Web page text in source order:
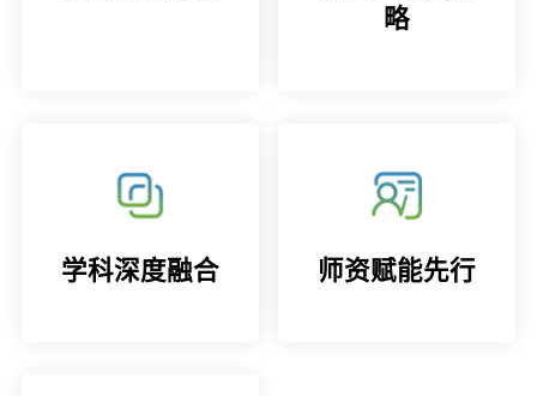
略
学科深度融合 师资赋能先行